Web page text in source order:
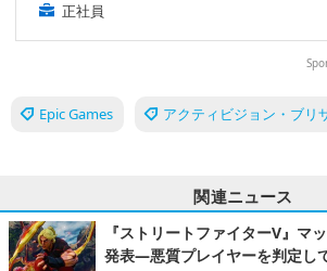
正社員
Epic Games アクティビジョン・ブリ
関連ニュース
『ストリートファイターV』マ
発表―悪質プレイヤーを判定し